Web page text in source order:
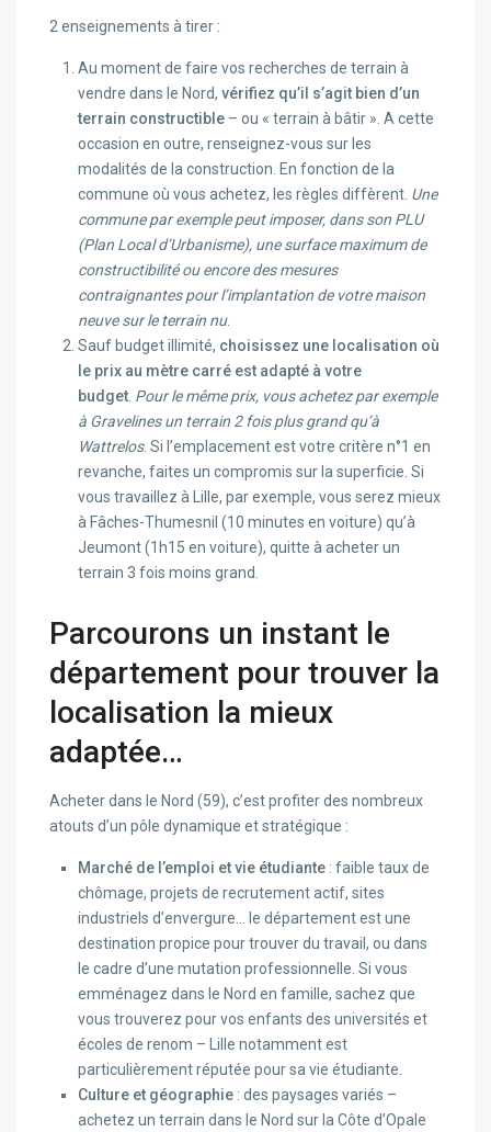
2 enseignements à tirer :
Au moment de faire vos recherches de terrain à
vendre dans le Nord,vérifiez qu’il s’agit bien d’un
terrain constructible – ou « terrain à bâtir ». A cette
occasion en outre, renseignez-vous sur les
modalités de la construction. En fonction de la
commune où vous achetez, les règles diffèrent. Une
commune par exemple peut imposer, dans son PLU
(Plan Local d’Urbanisme), une surface maximum de
constructibilité ou encore des mesures
contraignantes pour l’implantation de votre maison
neuve sur le terrain nu.
Sauf budget illimité, choisissez une localisation où
le prix au mètre carré est adapté à votre
budget. Pour le même prix, vous achetez par exemple
à Gravelines un terrain 2 fois plus grand qu’à
Wattrelos. Si l’emplacement est votre critère n°1 en
revanche, faites un compromis sur la superficie. Si
vous travaillez à Lille, par exemple, vous serez mieux
à Fâches-Thumesnil (10 minutes en voiture) qu’à
Jeumont (1h15 en voiture), quitte à acheter un
terrain 3 fois moins grand.
Parcourons un instant le
département pour trouver la
localisation la mieux
adaptée…
Acheter dans le Nord (59), c’est profiter des nombreux
atouts d’un pôle dynamique et stratégique :
Marché de l’emploi et vie étudiante : faible taux de
chômage, projets de recrutement actif, sites
industriels d’envergure… le département est une
destination propice pour trouver du travail, ou dans
le cadre d’une mutation professionnelle. Si vous
emménagez dans le Nord en famille, sachez que
vous trouverez pour vos enfants des universités et
écoles de renom – Lille notamment est
particulièrement réputée pour sa vie étudiante.
Culture et géographie : des paysages variés –
achetez un terrain dans le Nord sur la Côte d’Opale